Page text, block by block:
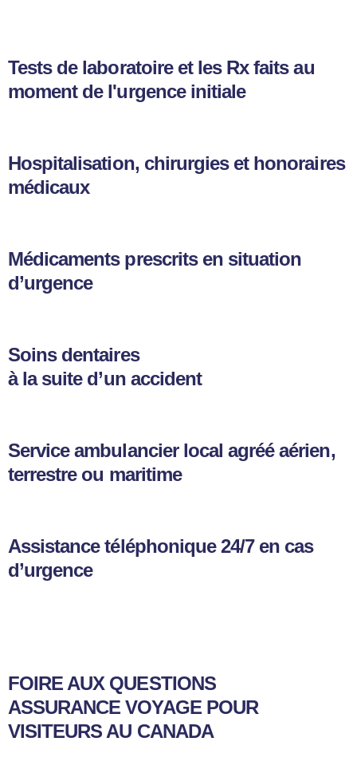
Tests de laboratoire et les Rx faits au
moment de l'urgence initiale
Hospitalisation, chirurgies et honoraires
médicaux
Médicaments prescrits en situation
d’urgence
Soins dentaires
à la suite d’un accident
Service ambulancier local agréé aérien,
terrestre ou maritime
Assistance téléphonique 24/7 en cas
d’urgence
FOIRE AUX QUESTIONS
ASSURANCE VOYAGE POUR
VISITEURS AU CANADA